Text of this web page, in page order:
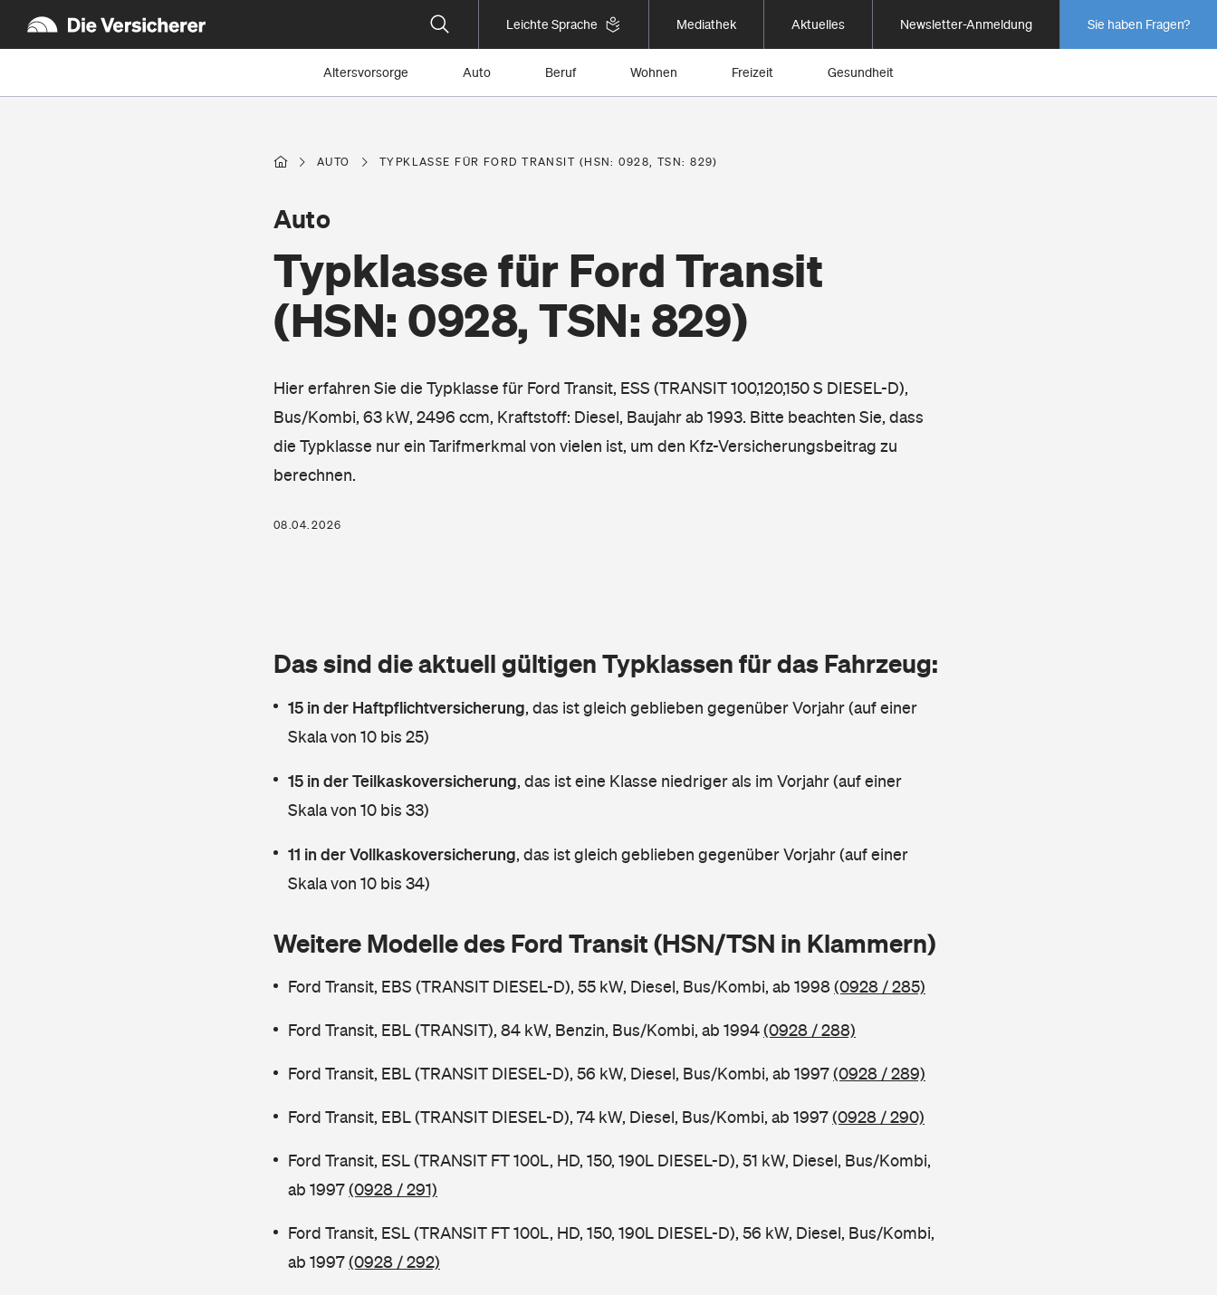
Leichte Sprache Mediathek Aktuelles Newsletter-Anmeldung Sie haben Fragen?
Altersvorsorge Auto Beruf Wohnen Freizeit Gesundheit
AUTO TYPKLASSE FÜR FORD TRANSIT (HSN: 0928, TSN: 829)
Typklasse für Ford Transit
(HSN: 0928, TSN: 829)
Auto
Hier erfahren Sie die Typklasse für Ford Transit, ESS (TRANSIT 100,120,150 S DIESEL-D),
Bus/Kombi, 63 kW, 2496 ccm, Kraftstoff: Diesel, Baujahr ab 1993. Bitte beachten Sie, dass
die Typklasse nur ein Tarifmerkmal von vielen ist, um den Kfz-Versicherungsbeitrag zu
berechnen.
08.04.2026
Das sind die aktuell gültigen Typklassen für das Fahrzeug:
15 in der Haftpflichtversicherung, das ist gleich geblieben gegenüber Vorjahr (auf einer
Skala von 10 bis 25)
15 in der Teilkaskoversicherung, das ist eine Klasse niedriger als im Vorjahr (auf einer
Skala von 10 bis 33)
11 in der Vollkaskoversicherung, das ist gleich geblieben gegenüber Vorjahr (auf einer
Skala von 10 bis 34)
Weitere Modelle des Ford Transit (HSN/TSN in Klammern)
Ford Transit, EBS (TRANSIT DIESEL-D), 55 kW, Diesel, Bus/Kombi, ab 1998(0928 / 285)
Ford Transit, EBL (TRANSIT), 84 kW, Benzin, Bus/Kombi, ab 1994(0928 / 288)
Ford Transit, EBL (TRANSIT DIESEL-D), 56 kW, Diesel, Bus/Kombi, ab 1997(0928 / 289)
Ford Transit, EBL (TRANSIT DIESEL-D), 74 kW, Diesel, Bus/Kombi, ab 1997(0928 / 290)
Ford Transit, ESL (TRANSIT FT 100L, HD, 150, 190L DIESEL-D), 51 kW, Diesel, Bus/Kombi,
ab 1997(0928 / 291)
Ford Transit, ESL (TRANSIT FT 100L, HD, 150, 190L DIESEL-D), 56 kW, Diesel, Bus/Kombi,
ab 1997(0928 / 292)